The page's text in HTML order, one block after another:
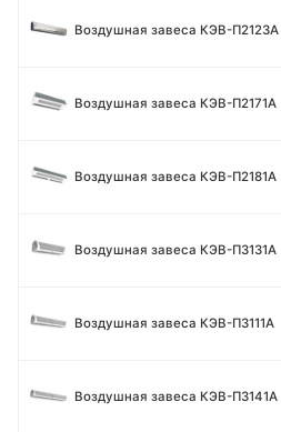
Воздушная завеса КЭВ-П2123A
Воздушная завеса КЭВ-П2171A
Воздушная завеса КЭВ-П2181A
Воздушная завеса КЭВ-П3131A
Воздушная завеса КЭВ-П3111A
Воздушная завеса КЭВ-П3141A